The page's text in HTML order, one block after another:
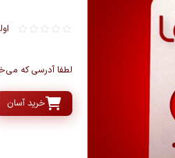
لطفا آدرسی که
خرید آسان